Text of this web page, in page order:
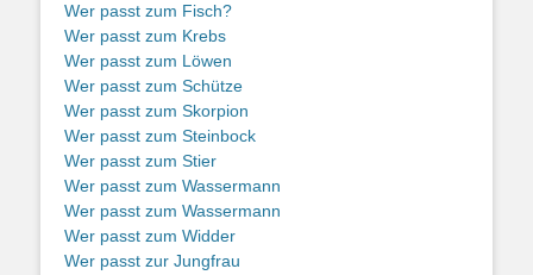
Wer passt zum Fisch?
Wer passt zum Krebs
Wer passt zum Löwen
Wer passt zum Schütze
Wer passt zum Skorpion
Wer passt zum Steinbock
Wer passt zum Stier
Wer passt zum Wassermann
Wer passt zum Wassermann
Wer passt zum Widder
Wer passt zur Jungfrau